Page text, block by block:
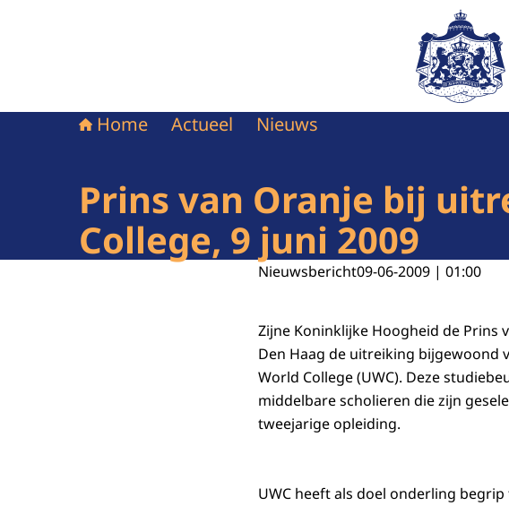
Naar de
Home Actueel Nieuws
Prins van Oranje bij
College, 9 juni 2009
Nieuwsbericht09-06-2009 | 01:00
Zijne Koninklijke Hoogheid de Prins
Den Haag de uitreiking bijgewoond
World College (UWC). Deze
middelbare scholieren die zijn
tweejarige opleiding.
UWC heeft als doel onderling